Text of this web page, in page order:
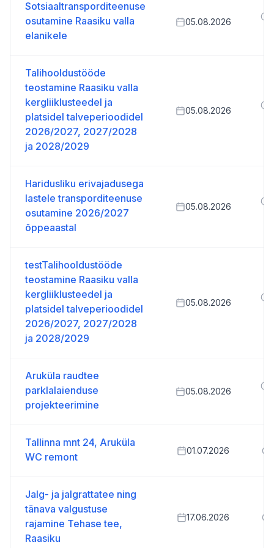
Sotsiaaltransporditeenuse
osutamine Raasiku valla
elanikele
05.08.2026
Talihooldustööde
teostamine Raasiku valla
kergliiklusteedel ja
platsidel talveperioodidel
2026/2027, 2027/2028
ja 2028/2029
05.08.2026
Haridusliku erivajadusega
lastele transporditeenuse
osutamine 2026/2027
õppeaastal
05.08.2026
testTalihooldustööde
teostamine Raasiku valla
kergliiklusteedel ja
platsidel talveperioodidel
2026/2027, 2027/2028
ja 2028/2029
05.08.2026
Aruküla raudtee
parklalaienduse
projekteerimine
05.08.2026
Tallinna mnt 24, Aruküla
WC remont
01.07.2026
Jalg- ja jalgrattatee ning
tänava valgustuse
rajamine Tehase tee,
Raasiku
17.06.2026